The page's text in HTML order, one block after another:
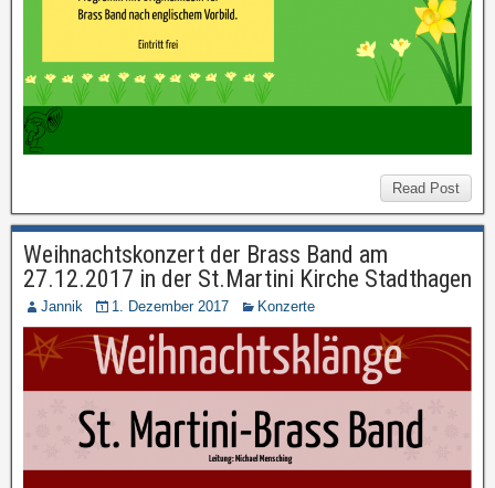
Read Post
Weihnachtskonzert der Brass Band am
27.12.2017 in der St.Martini Kirche Stadthagen
Jannik 1. Dezember 2017 Konzerte